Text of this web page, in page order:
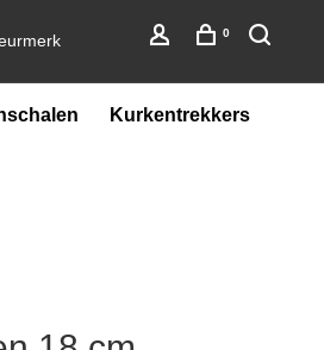
0
Kurkentrekkers